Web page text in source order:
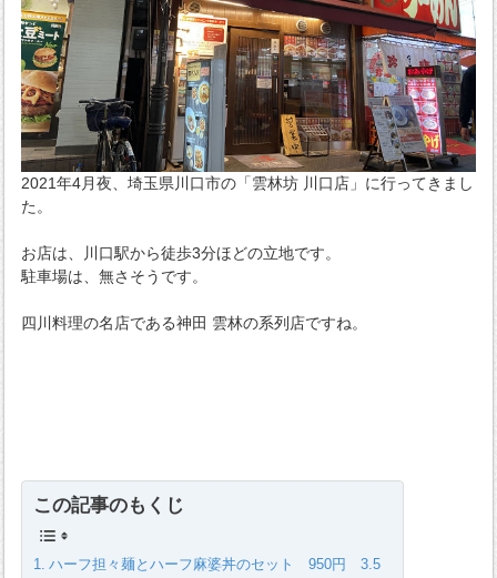
2021年4月夜、埼玉県川口市の「雲林坊 川口店」に行ってきまし
た。
お店は、川口駅から徒歩3分ほどの立地です。
駐車場は、無さそうです。
四川料理の名店である神田 雲林の系列店ですね。
この記事のもくじ
ハーフ担々麺とハーフ麻婆丼のセット 950円 3.5